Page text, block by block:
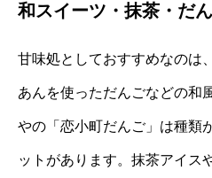
和スイーツ・抹茶・だ
甘味処としておすすめなのは
あんを使っただんごなどの和
やの「恋小町だんご」は種類
ットがあります。抹茶アイス